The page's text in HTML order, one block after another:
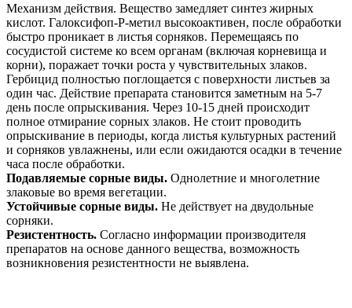
Механизм действия. Вещество замедляет синтез жирных
кислот. Галоксифоп-Р-метил высокоактивен, после обработки
быстро проникает в листья сорняков. Перемещаясь по
сосудистой системе ко всем органам (включая корневища и
корни), поражает точки роста у чувствительных злаков.
Гербицид полностью поглощается с поверхности листьев за
один час. Действие препарата становится заметным на 5-7
день после опрыскивания. Через 10-15 дней происходит
полное отмирание сорных злаков. Не стоит проводить
опрыскивание в периоды, когда листья культурных растений
и сорняков увлажнены, или если ожидаются осадки в течение
часа после обработки.
Подавляемые сорные виды. Однолетние и многолетние
злаковые во время вегетации.
Устойчивые сорные виды. Не действует на двудольные
сорняки.
Резистентность. Согласно информации производителя
препаратов на основе данного вещества, возможность
возникновения резистентности не выявлена.